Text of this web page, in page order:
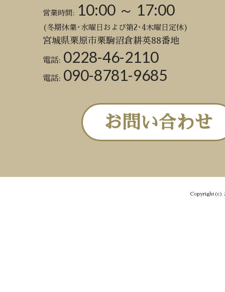
営業時間: 10:00 ～ 17:00
(冬期休業･水曜日および第2･4木曜日定休)
宮城県栗原市栗駒沼倉耕英88番地
電話: 0228-46-2110
電話: 090-8781-9685
お問い合わせ
Copyright(c)